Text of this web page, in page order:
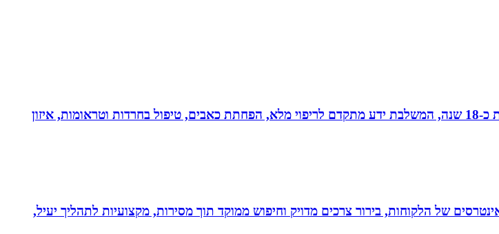
מומחית לשילוב בין תדרים ותודעה- כלי הריפוי החזקים ביותר בעולם!!! נטורופתית כ-18 שנה, המשלבת ידע מתקדם לריפוי מלא, הפחתת כאבים, טיפול בחרדות וטראומות, איזון
של הלקוחות, בירור צרכים מדויק וחיפוש ממוקד תוך מסירות, מקצועיות לתהליך יעיל,